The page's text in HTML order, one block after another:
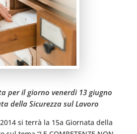
per il giorno venerdì 13 giugno
della Sicurezza sul Lavoro
si terrà la 15a Giornata della